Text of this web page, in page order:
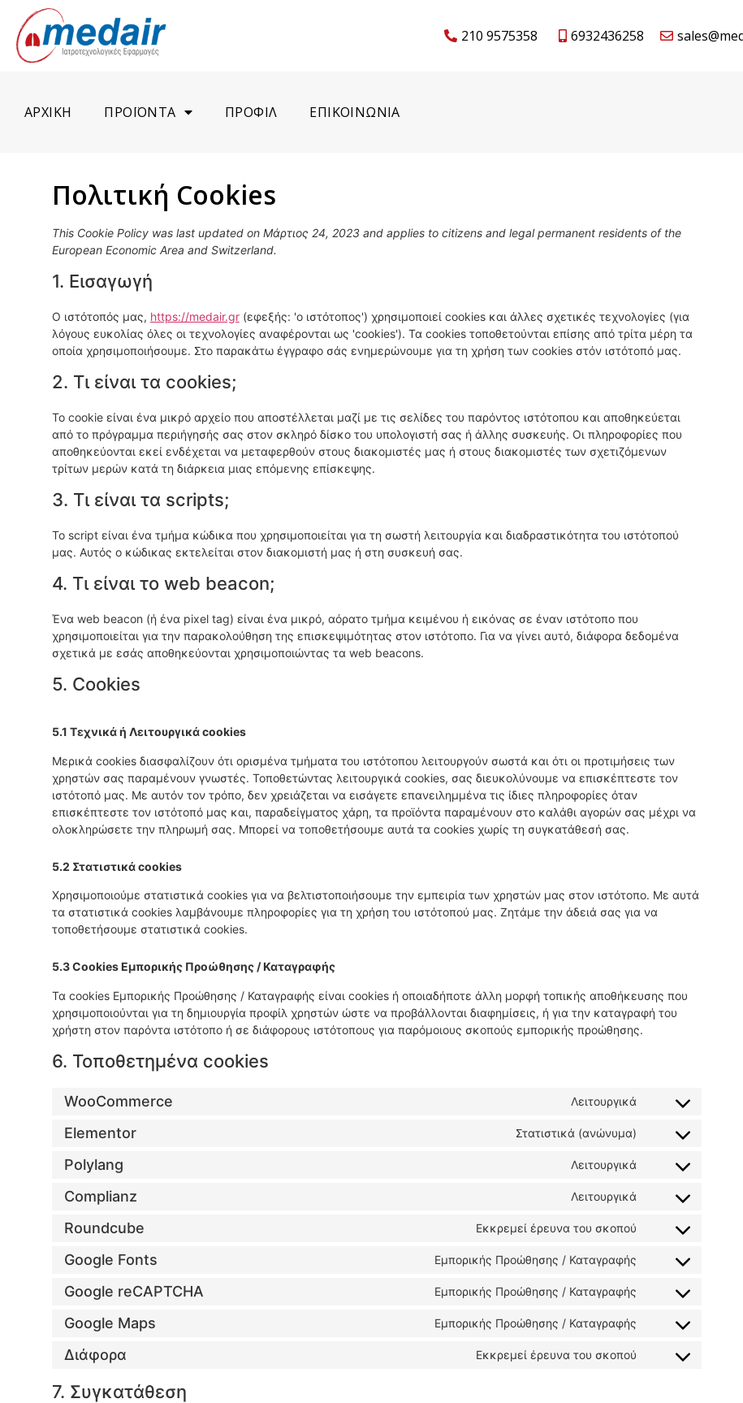
210 9575358 6932436258
ΑΡΧΙΚΗ ΠΡΟΪΟΝΤΑ ΠΡΟΦΙΛ ΕΠΙΚΟΙΝΩΝΙΑ
Πολιτική Cookies
This Cookie Policy was last updated on Μάρτιος 24, 2023 and applies to citizens and legal permanent residents of the
European Economic Area and Switzerland.
1. Εισαγωγή
Ο ιστότοπός μας, https://medair.gr(εφεξής: 'ο ιστότοπος') χρησιμοποιεί cookies και άλλες σχετικές τεχνολογίες (για
λόγους ευκολίας όλες οι τεχνολογίες αναφέρονται ως 'cookies'). Τα cookies τοποθετούνται επίσης από τρίτα μέρη τα
οποία χρησιμοποιήσουμε. Στο παρακάτω έγγραφο σάς ενημερώνουμε για τη χρήση των cookies στόν ιστότοπό μας.
2. Τι είναι τα cookies;
Το cookie είναι ένα μικρό αρχείο που αποστέλλεται μαζί με τις σελίδες του παρόντος ιστότοπου και αποθηκεύεται
από το πρόγραμμα περιήγησής σας στον σκληρό δίσκο του υπολογιστή σας ή άλλης συσκευής. Οι πληροφορίες που
αποθηκεύονται εκεί ενδέχεται να μεταφερθούν στους διακομιστές μας ή στους διακομιστές των σχετιζόμενων
τρίτων μερών κατά τη διάρκεια μιας επόμενης επίσκεψης.
3. Τι είναι τα scripts;
Το script είναι ένα τμήμα κώδικα που χρησιμοποιείται για τη σωστή λειτουργία και διαδραστικότητα του ιστότοπού
μας. Αυτός ο κώδικας εκτελείται στον διακομιστή μας ή στη συσκευή σας.
4. Τι είναι το web beacon;
Ένα web beacon (ή ένα pixel tag) είναι ένα μικρό, αόρατο τμήμα κειμένου ή εικόνας σε έναν ιστότοπο που
χρησιμοποιείται για την παρακολούθηση της επισκεψιμότητας στον ιστότοπο. Για να γίνει αυτό, διάφορα δεδομένα
σχετικά με εσάς αποθηκεύονται χρησιμοποιώντας τα web beacons.
5. Cookies
5.1 Τεχνικά ή Λειτουργικά cookies
Μερικά cookies διασφαλίζουν ότι ορισμένα τμήματα του ιστότοπου λειτουργούν σωστά και ότι οι προτιμήσεις των
χρηστών σας παραμένουν γνωστές. Τοποθετώντας λειτουργικά cookies, σας διευκολύνουμε να επισκέπτεστε τον
ιστότοπό μας. Με αυτόν τον τρόπο, δεν χρειάζεται να εισάγετε επανειλημμένα τις ίδιες πληροφορίες όταν
επισκέπτεστε τον ιστότοπό μας και, παραδείγματος χάρη, τα προϊόντα παραμένουν στο καλάθι αγορών σας μέχρι να
ολοκληρώσετε την πληρωμή σας. Μπορεί να τοποθετήσουμε αυτά τα cookies χωρίς τη συγκατάθεσή σας.
5.2 Στατιστικά cookies
Χρησιμοποιούμε στατιστικά cookies για να βελτιστοποιήσουμε την εμπειρία των χρηστών μας στον ιστότοπο. Με αυτά
τα στατιστικά cookies λαμβάνουμε πληροφορίες για τη χρήση του ιστότοπού μας. Ζητάμε την άδειά σας για να
τοποθετήσουμε στατιστικά cookies.
5.3 Cookies Εμπορικής Προώθησης / Καταγραφής
Τα cookies Εμπορικής Προώθησης / Καταγραφής είναι cookies ή οποιαδήποτε άλλη μορφή τοπικής αποθήκευσης που
χρησιμοποιούνται για τη δημιουργία προφίλ χρηστών ώστε να προβάλλονται διαφημίσεις, ή για την καταγραφή του
χρήστη στον παρόντα ιστότοπο ή σε διάφορους ιστότοπους για παρόμοιους σκοπούς εμπορικής προώθησης.
6. Τοποθετημένα cookies
WooCommerce Λειτουργικά
Elementor Στατιστικά (ανώνυμα)
Polylang Λειτουργικά
Complianz Λειτουργικά
Roundcube Εκκρεμεί έρευνα του σκοπού
Google Fonts Εμπορικής Προώθησης / Καταγραφής
Google reCAPTCHA Εμπορικής Προώθησης / Καταγραφής
Google Maps Εμπορικής Προώθησης / Καταγραφής
Διάφορα Εκκρεμεί έρευνα του σκοπού
7. Συγκατάθεση